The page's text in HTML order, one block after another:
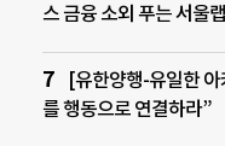
스 금융 소외 푸는 서울
[유한양행-유일한
를 행동으로 연결하라”